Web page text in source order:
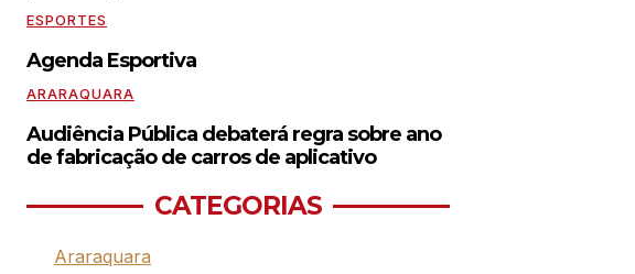
ESPORTES
Agenda Esportiva
ARARAQUARA
Audiência Pública debaterá regra sobre ano
de fabricação de carros de aplicativo
CATEGORIAS
Araraquara